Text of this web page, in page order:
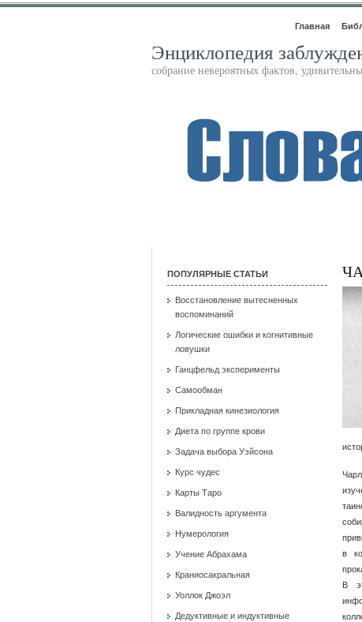
Главная
Энциклопедия
собрание невероятных фактов,
ПОПУЛЯРНЫЕ СТАТЬИ
Восстановление вытесненных
воспоминаний
Логические ошибки и когнитивные
ловушки
Ганцфельд эксперименты
Самообман
Прикладная кинезиология
Диета по группе крови
Задача выбора Уэйсона
Курс чудес
Карты Таро
Валидность аргумента
Нумерология
Учение Абрахама
Краниосакральная
Уоллок Джоэл
Дедуктивные и индуктивные
в
В